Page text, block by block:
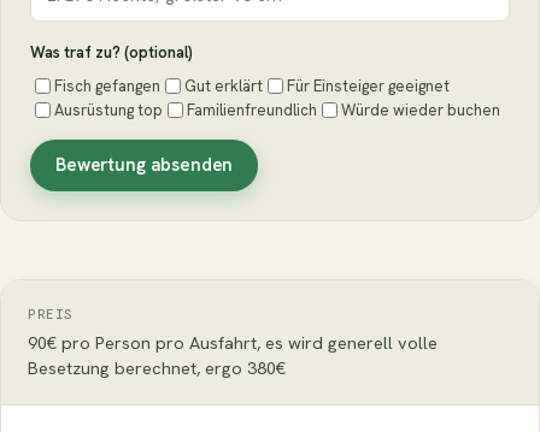
Was traf zu? (optional)
Fisch gefangen
Gut erklärt
Für Einsteiger geeignet
Ausrüstung top
Familienfreundlich Würde wieder buchen
Bewertung absenden
PREIS
90€ pro Person pro Ausfahrt, es wird generell volle
Besetzung berechnet, ergo 380€